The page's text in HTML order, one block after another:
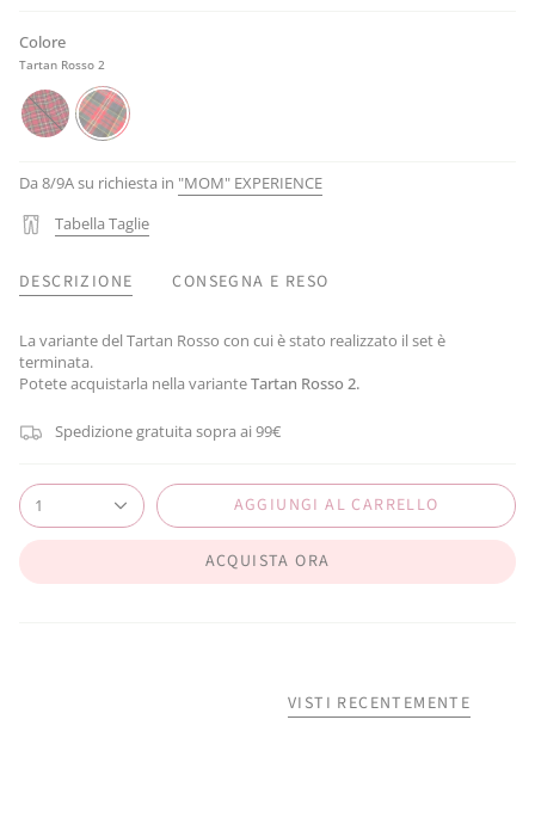
Colore
Tartan Rosso 2
Tartan
Rosso
Tartan
Rosso
2
Da 8/9A su richiesta in "MOM" EXPERIENCE
Tabella Taglie
DESCRIZIONE CONSEGNA E RESO
La variante del Tartan Rosso con cui è stato realizzato il set è
terminata.
Potete acquistarla nella varianteTartan Rosso 2.
Spedizione gratuita sopra ai 99€
1 AGGIUNGI AL CARRELLO
ACQUISTA ORA
VISTI RECENTEMENTE